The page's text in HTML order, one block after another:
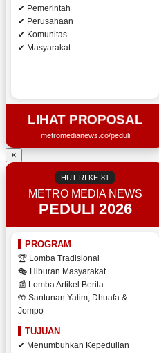
✔ Pemerintah
✔ Perusahaan
✔ Komunitas
✔ Masyarakat
LIHAT PROPOSAL
metromedianews.co/peduli
×
HUT RI KE-81
METRO MEDIA NEWS
PEDULI 2026
PROGRAM
🏆 Lomba Tradisional
🎭 Hiburan Masyarakat
📰 Lomba Artikel Berita
🤲 Santunan Yatim, Dhuafa &
Jompo
TUJUAN
✔ Menumbuhkan Kepedulian